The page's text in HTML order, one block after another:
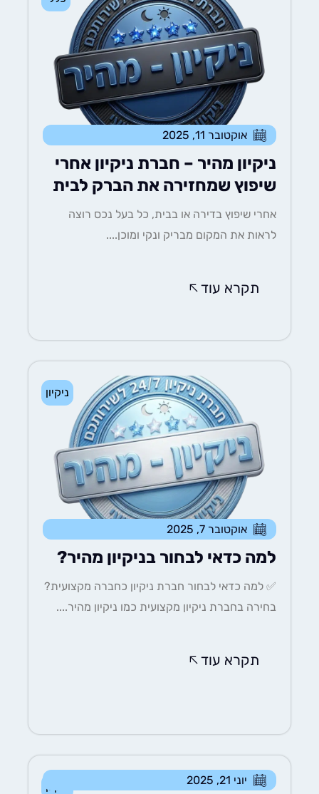
אוקטובר 11, 2025
ניקיון מהיר – חברת ניקיון אחרי
שיפוץ שמחזירה את הברק לבית
אחרי שיפוץ בדירה או בבית, כל בעל נכס רוצה
לראות את המקום מבריק ונקי ומוכן....
תקרא עוד
ניקיון
אוקטובר 7, 2025
למה כדאי לבחור בניקיון מהיר?
✅ למה כדאי לבחור חברת ניקיון כחברה מקצועית?
בחירה בחברת ניקיון מקצועית כמו ניקיון מהיר....
תקרא עוד
יוני 21, 2025